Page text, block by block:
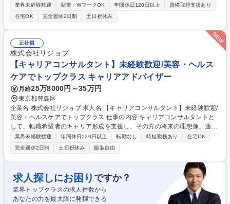
ーダーとして、複数のチームを統括・マネジメントを担っていただきま
す。 【業務詳細】 ■メイン業務は複数チーム内のチーフに対する目標設定
や、営業戦略の立案をお任せいたします。その他、各地域の関係福祉機関
などを訪問し障がいのある方をご紹介、振り返り面談実施、参画企業への
ご紹介などを行っていただきます。■就労が確定した際、ご本人ご家族か
らも熱い感謝の言葉を頂く事が多く、さらに、雇用した方の今後の成長も
自社農園で見届けることができ、やりがいを感じる瞬間がたくさん。 募集
職種 【就労コーディネーター（リーダー候補）】★障がい者雇用支援
業界未経験歓迎 副業・WワークOK 年間休日120日以上
資格取得支援あり
在宅OK
完全週休2日制 土日祝休み
正社員
株式会社リジョブ
【キャリアコンサルタント】未経験歓迎/美容・ヘルス
ケアでトップクラス キャリアアドバイザー
月給25万8000円～35万円
東京都豊島区
企業名 株式会社リジョブ 求人名 【キャリアコンサルタント】未経験歓迎/
美容・ヘルスケアでトップクラス 仕事の内容 キャリアコンサルタントと
して、転職希望者のキャリア形成を支援し、その方の将来の理想像、適性
に合った仕事を紹介できるようにサポートして頂きます。 ■個別相談セッ
ション(1対1のセッションを通じ、キャリアゴールに向けた支援) ■キャリ
アカウンセリング(お客様の強みや価値観を引き出しながら長期的な目線
で支援) ■転職支援(職務経歴書の作成支援や面接対策など、転職活動を全
面的にサポート) 募集職種 【キャリアコンサルタント】未経験歓迎/美容・
ヘルスケアでトップクラス
業界未経験歓迎 年間休日120日以上 転勤なし 時短勤務あり
在宅OK
完全週休2日制
土日祝休み 服装自由
求人探しにお困り ですか？
業界トップクラスの求人件数から
あなたの力を最大限に発揮できる